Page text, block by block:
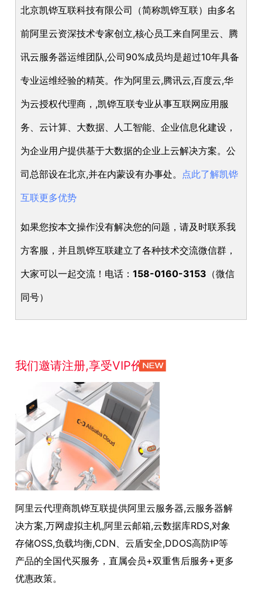
北京凯铧互联科技有限公司（简称凯铧互联）由多名
前阿里云资深技术专家创立,核心员工来自阿里云、腾
讯云服务器运维团队,公司90%成员均是超过10年具备
专业运维经验的精英。作为阿里云,腾讯云,百度云,华
为云授权代理商，,凯铧互联专业从事互联网应用服
务、云计算、大数据、人工智能、企业信息化建设，
为企业用户提供基于大数据的企业上云解决方案。公
司总部设在北京,并在内蒙设有办事处。
点此了解凯铧
互联更多优势
如果您按本文操作没有解决您的问题，请及时联系我
方客服，并且凯铧互联建立了各种技术交流微信群，
大家可以一起交流！电话： 158-0160-3153 （微信
同号）
我们邀请注册,享受VIP价格！
阿里云代理商凯铧互联提供阿里云服务器,云服务器解
决方案,万网虚拟主机,阿里云邮箱,云数据库RDS,对象
存储OSS,负载均衡,CDN、云盾安全,DDOS高防IP等
产品的全国代买服务，直属会员+双重售后服务+更多
优惠政策。